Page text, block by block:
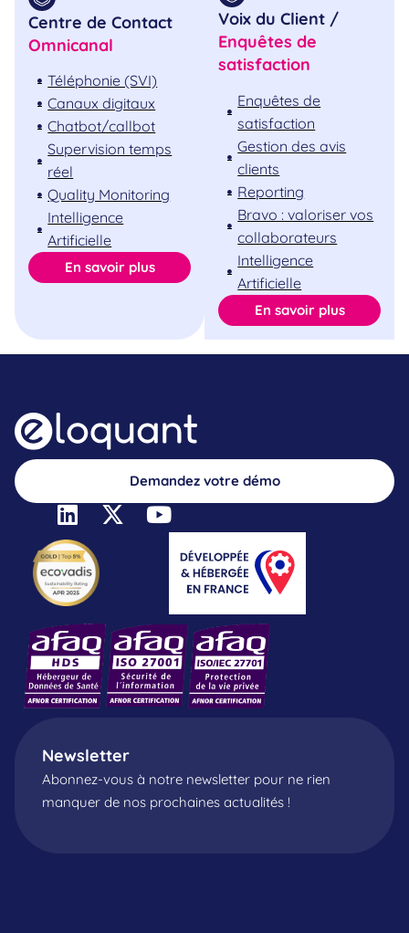
Centre de Contact
Omnicanal
Téléphonie (SVI)
Canaux digitaux
Chatbot/callbot
Supervision temps
réel
Quality Monitoring
Intelligence
Artificielle
En savoir plus
Voix du Client /
Enquêtes de
satisfaction
Enquêtes de
satisfaction
Gestion des avis
clients
Reporting
Bravo : valoriser vos
collaborateurs
Intelligence
Artificielle
En savoir plus
Demandez votre démo
Newsletter
Abonnez-vous à notre newsletter pour ne rien
manquer de nos prochaines actualités !